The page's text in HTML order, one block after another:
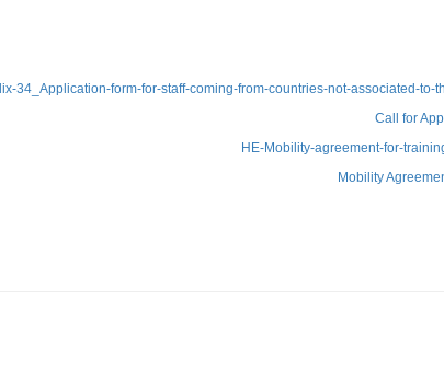
34_Application-form-for-staff-coming-from-countries-not-associated-to-
Call for
HE-Mobility-agreement-for-
Mobility